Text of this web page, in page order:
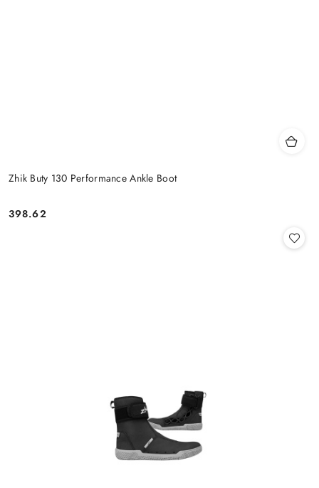
Zhik Buty 130 Performance Ankle Boot
Cena:
398.62